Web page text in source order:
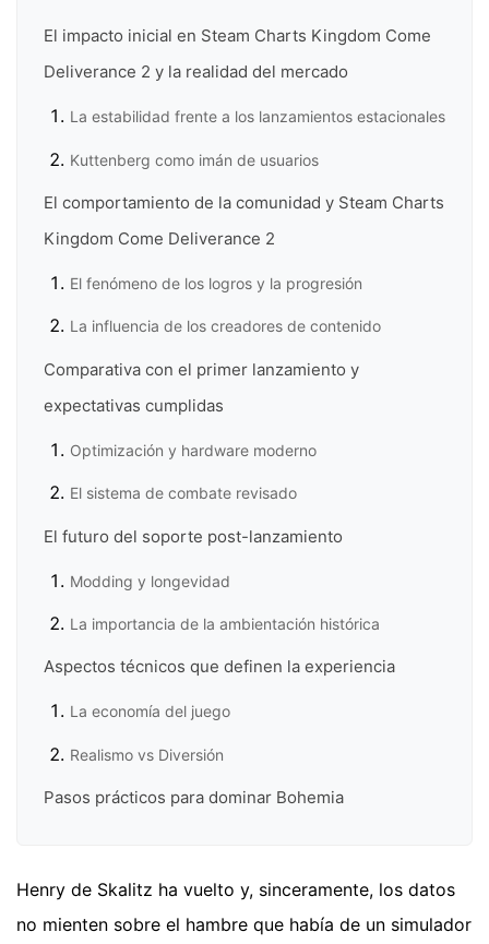
El impacto inicial en Steam Charts Kingdom Come
Deliverance 2 y la realidad del mercado
La estabilidad frente a los lanzamientos estacionales
Kuttenberg como imán de usuarios
El comportamiento de la comunidad y Steam Charts
Kingdom Come Deliverance 2
El fenómeno de los logros y la progresión
La influencia de los creadores de contenido
Comparativa con el primer lanzamiento y
expectativas cumplidas
Optimización y hardware moderno
El sistema de combate revisado
El futuro del soporte post-lanzamiento
Modding y longevidad
La importancia de la ambientación histórica
Aspectos técnicos que definen la experiencia
La economía del juego
Realismo vs Diversión
Pasos prácticos para dominar Bohemia
Henry de Skalitz ha vuelto y, sinceramente, los datos
no mienten sobre el hambre que había de un simulador